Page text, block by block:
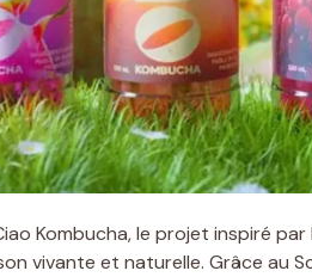
Kombucha, le projet inspiré
vivante et naturelle. Grâce au